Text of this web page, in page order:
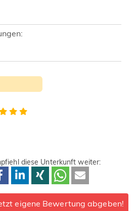
diese Unterkunft weiter:
eigene Bewertung abgeben!